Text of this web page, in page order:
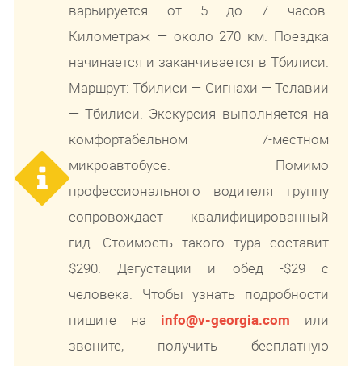
варьируется от 5 до 7 часов.
Километраж — около 270 км. Поездка
начинается и заканчивается в Тбилиси.
Маршрут: Тбилиси — Сигнахи — Телавии
— Тбилиси. Экскурсия выполняется на
комфортабельном 7-местном
микроавтобусе. Помимо
профессионального водителя группу
сопровождает квалифицированный
гид. Стоимость такого тура составит
$290. Дегустации и обед -$29 с
человека. Чтобы узнать подробности
пишите на info@v-georgia.com или
звоните, получить бесплатную